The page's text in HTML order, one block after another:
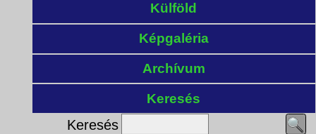
Külföld
Képgaléria
Archívum
Keresés
Keresés